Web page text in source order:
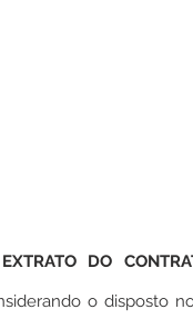
DO
o disposto